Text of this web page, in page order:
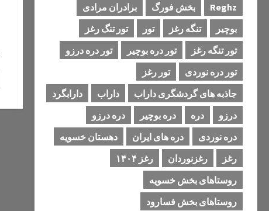
Reghz
بخش فورگ
برادران مرادی
بوچیر
تنگه رغز تور
تور تنگ رغز
تور تنگه رغز
تور دره بوچیر
تور دره درزو
تور دره نوردی
تور رغز
جاذبه های گردشگری داراب
داراب
دارابگرد
درزو
دره دره بوچیر
دره درزو
دره نوردی
دره های ایران
دهستان خسویه
رغز
رغزنوردان
رغز ۱۴۰۴
روستاهای بخش خسویه
روستاهای بخش فسارود